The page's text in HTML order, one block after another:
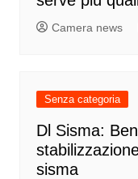
Camera news
Senza categoria
Dl Sisma:
sisma